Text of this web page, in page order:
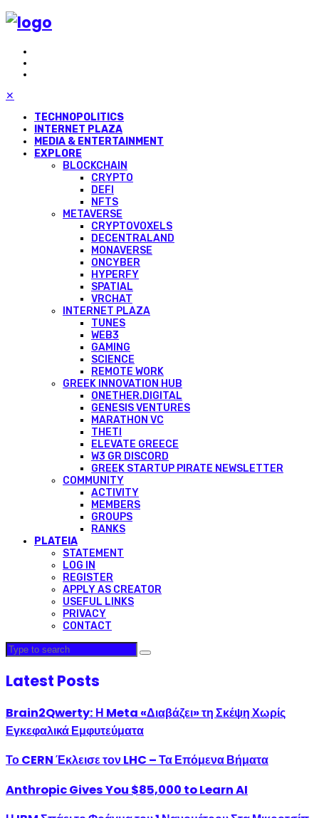
✕
TECHNOPOLITICS
INTERNET PLAZA
MEDIA & ENTERTAINMENT
EXPLORE
BLOCKCHAIN
CRYPTO
DEFI
NFTS
METAVERSE
CRYPTOVOXELS
DECENTRALAND
MONAVERSE
ONCYBER
HYPERFY
SPATIAL
VRCHAT
INTERNET PLAZA
TUNES
WEB3
GAMING
SCIENCE
REMOTE WORK
GREEK INNOVATION HUB
ONETHER.DIGITAL
GENESIS VENTURES
MARATHON VC
THETI
ELEVATE GREECE
W3 GR DISCORD
GREEK STARTUP PIRATE NEWSLETTER
COMMUNITY
ACTIVITY
MEMBERS
GROUPS
RANKS
PLATEIA
STATEMENT
LOG IN
REGISTER
APPLY AS CREATOR
USEFUL LINKS
PRIVACY
CONTACT
Latest Posts
Brain2Qwerty: Η Meta «Διαβάζει» τη Σκέψη Χωρίς
Εγκεφαλικά Εμφυτεύματα
Το CERN Έκλεισε τον LHC – Τα Επόμενα Βήματα
Anthropic Gives You $85,000 to Learn AI